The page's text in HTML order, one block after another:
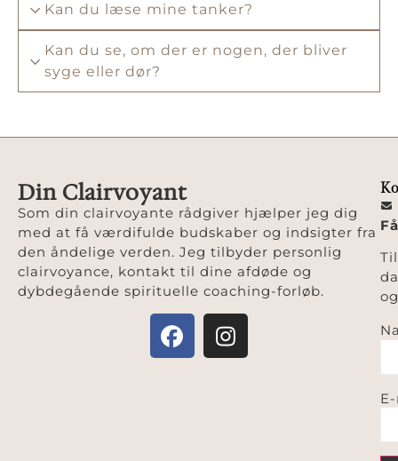
Kan du læse mine tanker?
Kan du se, om der er nogen, der bliver
syge eller dør?
Din Clairvoyant
Som din clairvoyante rådgiver hjælper jeg dig
med at få værdifulde budskaber og indsigter fra
den åndelige verden. Jeg tilbyder personlig
clairvoyance, kontakt til dine afdøde og
dybdegående spirituelle coaching-forløb.